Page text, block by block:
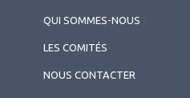
QUI SOMMES-NOUS
LES COMITÉS
NOUS CONTACTER